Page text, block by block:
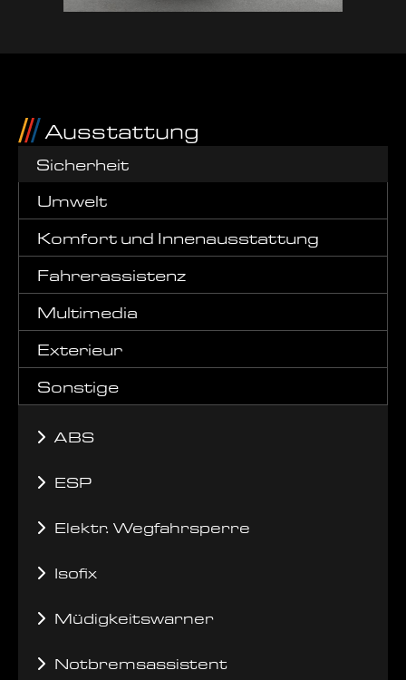
Ausstattung
Sicherheit
Umwelt
Komfort und Innenausstattung
Fahrerassistenz
Multimedia
Exterieur
Sonstige
ABS
ESP
Elektr. Wegfahrsperre
Isofix
Müdigkeitswarner
Notbremsassistent